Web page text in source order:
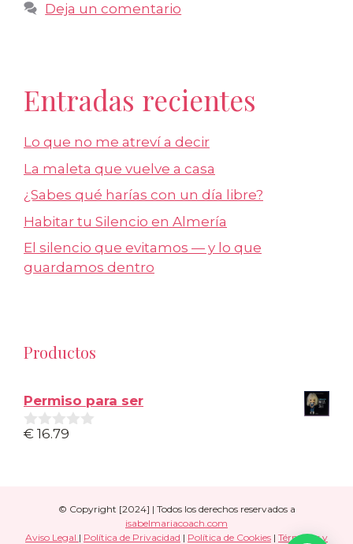
Deja un comentario
Entradas recientes
Lo que no me atreví a decir
La maleta que vuelve a casa
¿Sabes qué harías con un día libre?
Habitar tu Silencio en Almería
El silencio que evitamos — y lo que
guardamos dentro
Productos
Permiso para ser
0
€ 16.79
© Copyright [2024] | Todos los derechos reservados a
isabelmariacoach.com
Aviso Legal | Política de Privacidad | Política de Cookies | Términos y